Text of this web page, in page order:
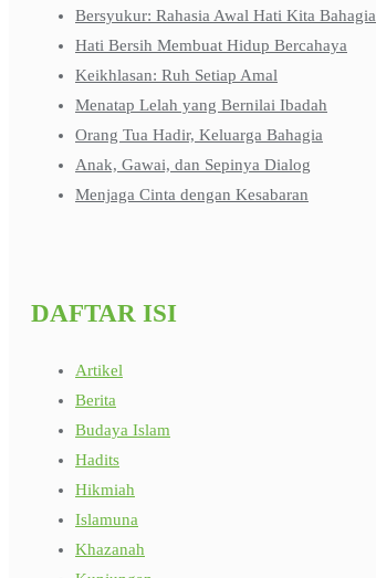
Bersyukur: Rahasia Awal Hati Kita Bahagia
Hati Bersih Membuat Hidup Bercahaya
Keikhlasan: Ruh Setiap Amal
Menatap Lelah yang Bernilai Ibadah
Orang Tua Hadir, Keluarga Bahagia
Anak, Gawai, dan Sepinya Dialog
Menjaga Cinta dengan Kesabaran
DAFTAR ISI
Artikel
Berita
Budaya Islam
Hadits
Hikmiah
Islamuna
Khazanah